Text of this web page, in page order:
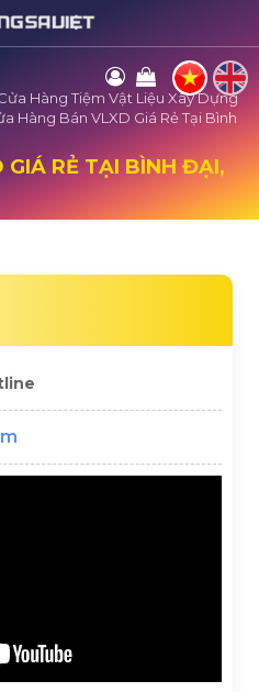
Hàng Tiệm Vật Liệu Xây Dựng
Hàng Bán VLXD Giá Rẻ Tại Bình
GIÁ RẺ TẠI BÌNH ĐẠI,